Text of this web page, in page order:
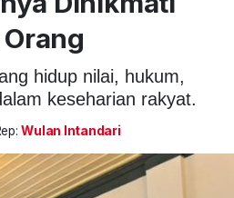
hidup nilai, hukum,
keseharian rakyat.
Wulan Intandari